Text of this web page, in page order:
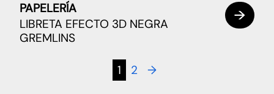
PAPELERÍA
LIBRETA EFECTO 3D NEGRA
GREMLINS
1 2 →